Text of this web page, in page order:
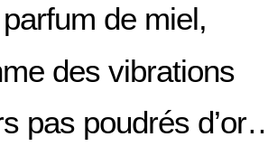
de miel,
des vibrations
pas poudrés